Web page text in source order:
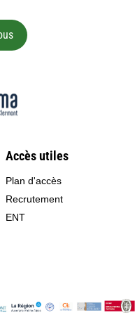
Accès utiles
Plan d'accès
Recrutement
ENT